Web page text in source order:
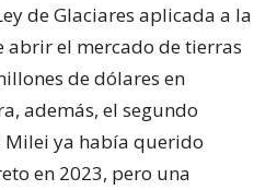
de Glaciares aplicada a la
abrir el mercado de tierras
de dólares en
además, el segundo
ya había querido
en 2023, pero una